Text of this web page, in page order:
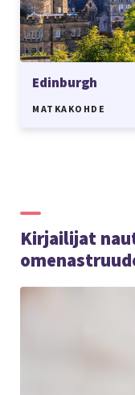
Edinburgh
MATKAKOHDE
Kirjailijat